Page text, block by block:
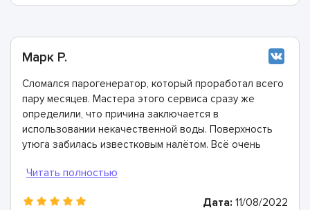
Марк Р.
Сломался парогенератор, который проработал всего
пару месяцев. Мастера этого сервиса сразу же
определили, что причина заключается в
использовании некачественной воды. Поверхность
утюга забилась известковым налётом. Всё очень
рекомендации о том, как не сталкиваться с подобной
Дата: 11/08/2022